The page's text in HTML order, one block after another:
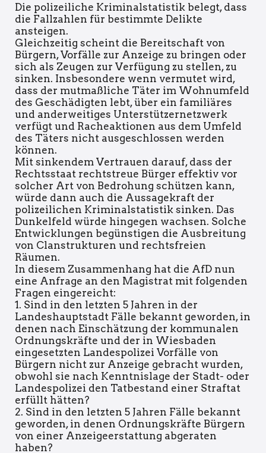
Die polizeiliche Kriminalstatistik belegt, dass
die Fallzahlen für bestimmte Delikte
ansteigen.
Gleichzeitig scheint die Bereitschaft von
Bürgern, Vorfälle zur Anzeige zu bringen oder
sich als Zeugen zur Verfügung zu stellen, zu
sinken. Insbesondere wenn vermutet wird,
dass der mutmaßliche Täter im Wohnumfeld
des Geschädigten lebt, über ein familiäres
und anderweitiges Unterstützernetzwerk
verfügt und Racheaktionen aus dem Umfeld
des Täters nicht ausgeschlossen werden
können.
Mit sinkendem Vertrauen darauf, dass der
Rechtsstaat rechtstreue Bürger effektiv vor
solcher Art von Bedrohung schützen kann,
würde dann auch die Aussagekraft der
polizeilichen Kriminalstatistik sinken. Das
Dunkelfeld würde hingegen wachsen. Solche
Entwicklungen begünstigen die Ausbreitung
von Clanstrukturen und rechtsfreien
Räumen.
In diesem Zusammenhang hat die AfD nun
eine Anfrage an den Magistrat mit folgenden
Fragen eingereicht:
1. Sind in den letzten 5 Jahren in der
Landeshauptstadt Fälle bekannt geworden, in
denen nach Einschätzung der kommunalen
Ordnungskräfte und der in Wiesbaden
eingesetzten Landespolizei Vorfälle von
Bürgern nicht zur Anzeige gebracht wurden,
obwohl sie nach Kenntnislage der Stadt- oder
Landespolizei den Tatbestand einer Straftat
erfüllt hätten?
2. Sind in den letzten 5 Jahren Fälle bekannt
geworden, in denen Ordnungskräfte Bürgern
von einer Anzeigeerstattung abgeraten
haben?